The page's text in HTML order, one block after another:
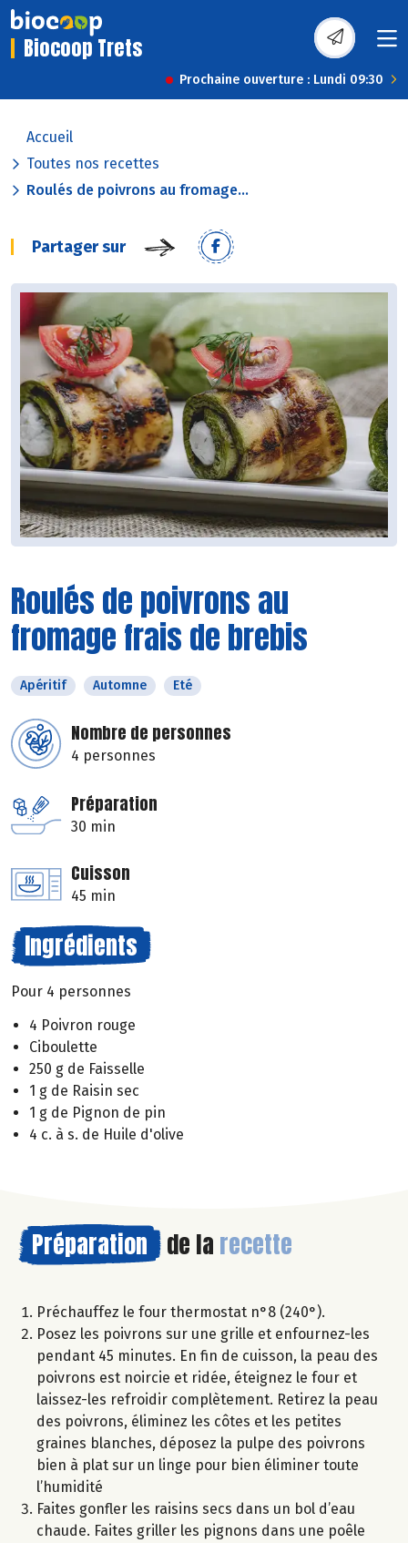
Biocoop Trets
Prochaine ouverture : Lundi 09:30
Accueil
Toutes nos recettes
Roulés de poivrons au fromage...
Partager sur
Roulés de poivrons au
fromage frais de brebis
Apéritif Automne Eté
Nombre de personnes
4 personnes
Préparation
30 min
Cuisson
45 min
Ingrédients
Pour 4 personnes
4 Poivron rouge
Ciboulette
250 g de Faisselle
1 g de Raisin sec
1 g de Pignon de pin
4 c. à s. de Huile d'olive
Préparation de la recette
Préchauffez le four thermostat n°8 (240°).
Posez les poivrons sur une grille et enfournez-les
pendant 45 minutes. En fin de cuisson, la peau des
poivrons est noircie et ridée, éteignez le four et
laissez-les refroidir complètement. Retirez la peau
des poivrons, éliminez les côtes et les petites
graines blanches, déposez la pulpe des poivrons
bien à plat sur un linge pour bien éliminer toute
l’humidité
Faites gonfler les raisins secs dans un bol d’eau
chaude. Faites griller les pignons dans une poêle